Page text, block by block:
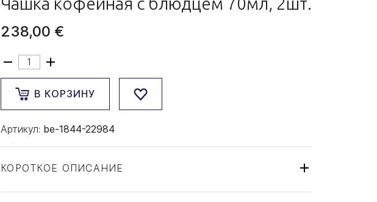
238,00 €
В КОРЗИНУ
Артикул: be-1844-22984
КОРОТКОЕ ОПИСАНИЕ